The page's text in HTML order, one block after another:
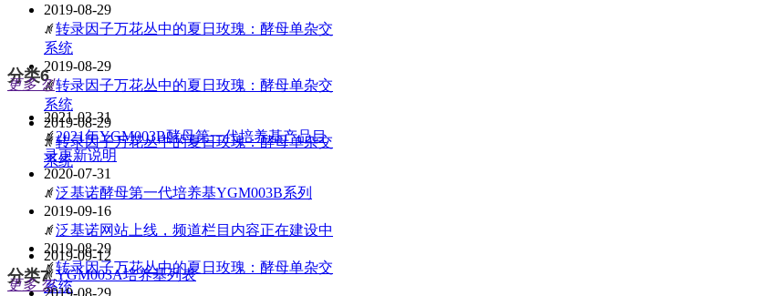
2019-08-29
ꄅ 转录因子万花丛中的夏日玫瑰：酵母单杂交
系统
2019-08-29
ꄅ 转录因子万花丛中的夏日玫瑰：酵母单杂交
系统
2019-08-29
ꄅ 转录因子万花丛中的夏日玫瑰：酵母单杂交
系统
分类6
更多 낑
2021-03-31
ꄅ 2021年YGM003B酵母第一代培养基产品目
录更新说明
2020-07-31
ꄅ 泛基诺酵母第一代培养基YGM003B系列
2019-09-16
ꄅ 泛基诺网站上线，频道栏目内容正在建设中
2019-08-29
ꄅ 转录因子万花丛中的夏日玫瑰：酵母单杂交
系统
分类7
更多 낑
2019-09-12
ꄅ YGM003A培养基列表
2019-08-29